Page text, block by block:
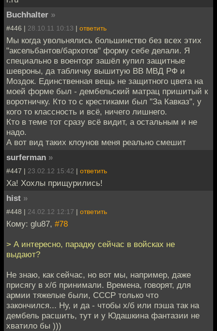
Buchhalter »
#446 | 28.10.11 10:13 | ответить
Мы когда увольнялись большинство без всех этих
"аксельбантов/бархотов" форму себе делали. Я
специально в военторг зашёл купил защитные
шевроны, да табличку вышитую ВВ МВД РФ и
Моздок. Единственная вещь не защитного цвета на
моей форме был - дембельский матрац пришитый к
воротничку. Кто то с крестиками был "За Кавказ", у
кого то классность и всё, ничего лишнего.
Кто в теме тот сразу всё видит, а остальным и не
надо.
А вот вид таких клоунов меня реально смешит
surferman »
#447 | 23.02.12 15:42 | ответить
Ха! Хохлы прищурились!
hist »
#448 | 24.02.12 12:17 | ответить
Кому: glu87, #78
> А интересно, парадку сейчас в войсках не
выдают?
Не знаю, как сейчас, но вот мы, например, даже
присягу в х/б принимали. Времена, говорят, для
армии тяжелые были, СССР только что
закончился... Ну, и да - чтобы х/б или пэша так на
дембель расшить, тут и у Юдашкина фантазии не
хватило бы )))